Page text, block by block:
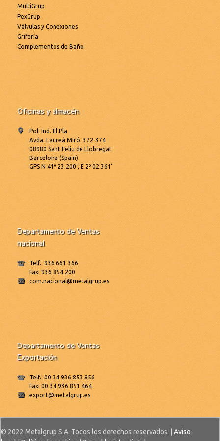
MultiGrup
PexGrup
Válvulas y Conexiones
Grifería
Complementos de Baño
Oficinas y almacén
Pol. Ind. El Pla
Avda. Laureà Miró. 372-374
08980 Sant Feliu de Llobregat
Barcelona (Spain)
GPS N 41º 23.200’, E 2º 02.361’
Departamento de Ventas
nacional
Telf.: 936 661 366
Fax: 936 854 200
com.nacional@metalgrup.es
Departamento de Ventas
Exportación
Telf.: 00 34 936 853 856
Fax: 00 34 936 851 464
export@metalgrup.es
© 2022 Metalgrup S.A. Todos los derechos reservados. | Aviso